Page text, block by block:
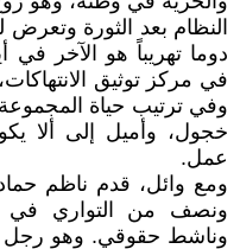
النظام بعد الثورة
في مركز توثيق
وفي ترتيب حياة
خجول، وأميل إلى ألا
عمل.
ومع وائل، قدم ناظم
ونصف من التواري
وناشط حقوقي. وهو رجل